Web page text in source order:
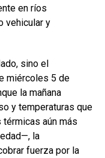
en ríos
vehicular y
sino el
miércoles 5 de
la mañana
y temperaturas que
aún más
la
fuerza por la